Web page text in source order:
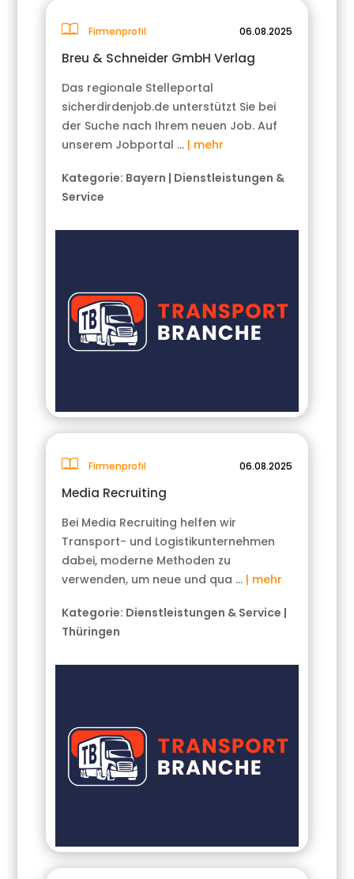
Firmenprofil 06.08.2025
Breu & Schneider GmbH Verlag
Das regionale Stelleportal
sicherdirdenjob.de unterstützt Sie bei
der Suche nach Ihrem neuen Job. Auf
unserem Jobportal … | mehr
Kategorie: Bayern | Dienstleistungen &
Service
Firmenprofil 06.08.2025
Media Recruiting
Bei Media Recruiting helfen wir
Transport- und Logistikunternehmen
dabei, moderne Methoden zu
verwenden, um neue und qua … | mehr
Kategorie: Dienstleistungen & Service |
Thüringen